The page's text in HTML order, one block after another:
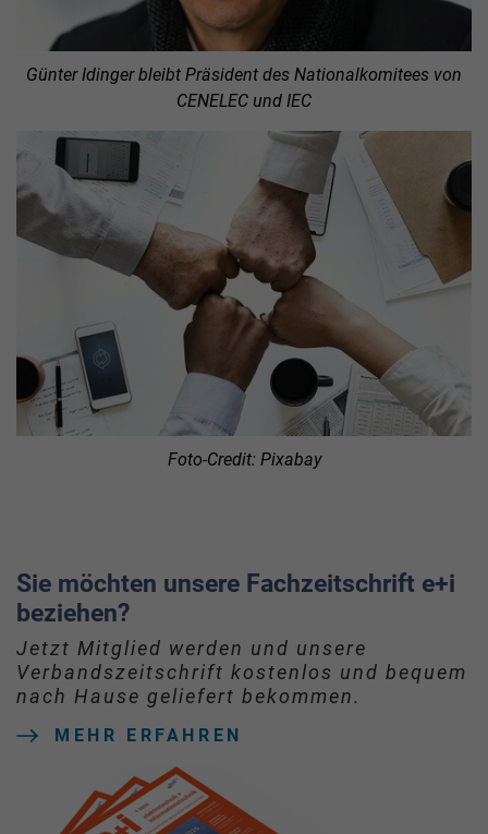
Günter Idinger bleibt Präsident des Nationalkomitees von
CENELEC und IEC
Foto-Credit: Pixabay
Sie möchten unsere Fachzeitschrift e+i
beziehen?
Jetzt Mitglied werden und unsere
Verbandszeitschrift kostenlos und bequem
nach Hause geliefert bekommen.
MEHR ERFAHREN